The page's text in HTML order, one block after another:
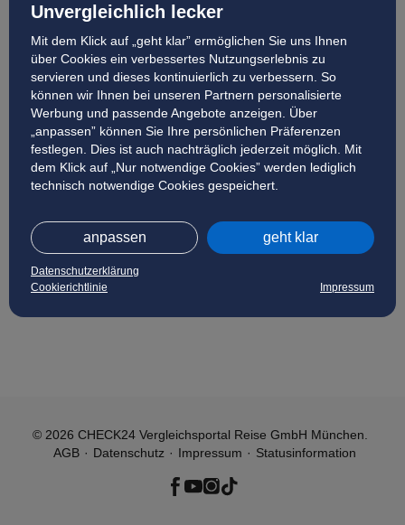
Unvergleichlich lecker
Mit dem Klick auf „geht klar” ermöglichen Sie uns Ihnen
über Cookies ein verbessertes Nutzungserlebnis zu
servieren und dieses kontinuierlich zu verbessern. So
können wir Ihnen bei unseren Partnern personalisierte
Werbung und passende Angebote anzeigen. Über
„anpassen” können Sie Ihre persönlichen Präferenzen
festlegen. Dies ist auch nachträglich jederzeit möglich. Mit
dem Klick auf „Nur notwendige Cookies” werden lediglich
technisch notwendige Cookies gespeichert.
anpassen geht klar
Datenschutzerklärung
Cookierichtlinie
Impressum
© 2026 CHECK24 Vergleichsportal Reise GmbH München.
AGB
Datenschutz Impressum Statusinformation